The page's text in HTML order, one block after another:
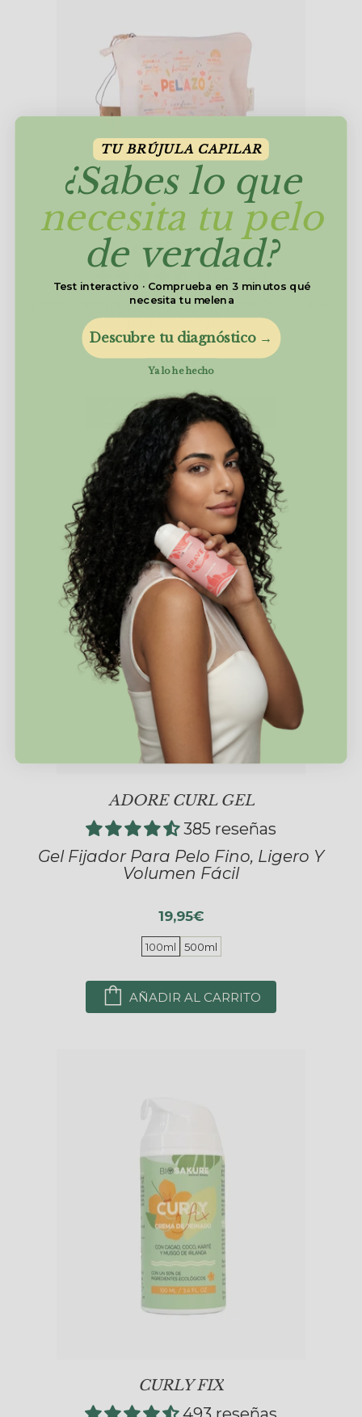
NECESER PELAZO
Transporta Todos Tus Favoritos, 100%
Algodón Orgánico
7,95€
AÑADIR AL CARRITO
ADORE CURL GEL
385 reseñas
Gel Fijador Para Pelo Fino, Ligero Y
Volumen Fácil
19,95€
100ml 500ml
AÑADIR AL CARRITO
CURLY FIX
TU BRÚJULA CAPILAR
¿Sabes lo que
necesita tu pelo
de verdad?
Test interactivo · Comprueba en 3 minutos qué
necesita tu melena
Descubre tu diagnóstico →
Ya lo he hecho